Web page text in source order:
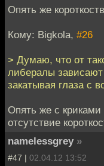
Опять же
Кому: Bigkola, #26
> Думаю, что от
либералы зависают
закатывая глаза с
Опять же с криками
отсутствие
namelessgrey »
#47 | 02.04.12 13:52